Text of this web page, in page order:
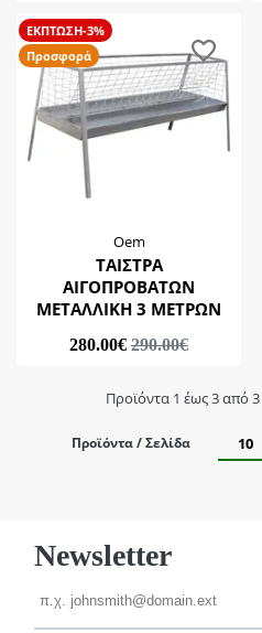
ΕΚΠΤΩΣΗ-3%
Προσφορά
Oem
ΤΑΙΣΤΡΑ
ΑΙΓΟΠΡΟΒΑΤΩΝ
ΜΕΤΑΛΛΙΚΗ 3 ΜΕΤΡΩΝ
280.00€ 290.00€
Προϊόντα 1 έως 3 από 3
Προϊόντα / Σελίδα 10
Newsletter